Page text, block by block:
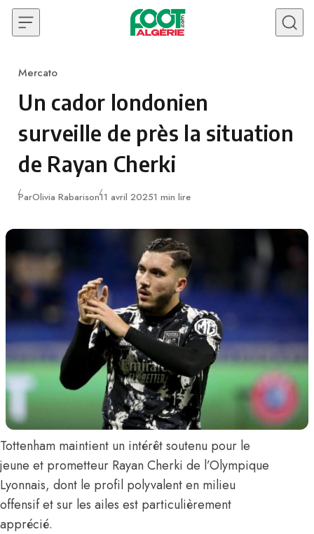
Skip to content
Category
Mercato
Un cador londonien
surveille de près la situation
de Rayan Cherki
ParOlivia RabarisonPublié
11 avril 20251 min lire
Tottenham maintient un intérêt soutenu pour le
jeune et prometteur Rayan Cherki de l’Olympique
Lyonnais, dont le profil polyvalent en milieu
offensif et sur les ailes est particulièrement
apprécié.